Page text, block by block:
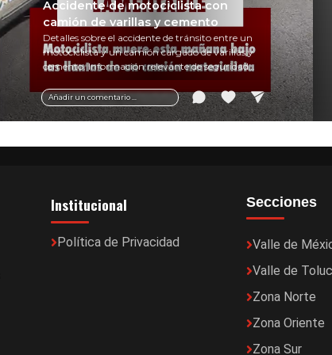
Añadir un comentario ...
Accidente de motociclista con
camión de varillas y cemento
Detalles sobre el accidente de tránsito entre un
motociclista y un camión cargado de varillas y
cemento. Información relevante de seguridad
vial y recomendaciones para motociclistas.
Institucional
Política de Privacidad
Secciones
Valle de
Valle de
Zona Norte
Zona Oriente
Zona Sur